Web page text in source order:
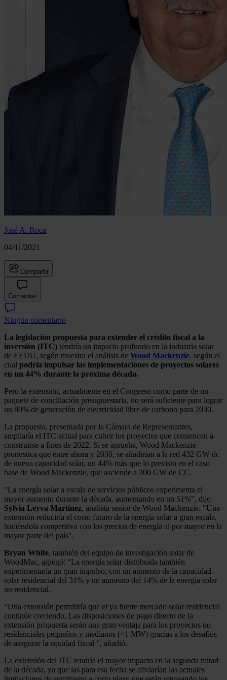
José A. Roca
04/11/2021
Compartir
Comentar
Ningún comentario
La legislación propuesta para extender el crédito fiscal a la
inversión (ITC) tendría un impacto profundo en la industria solar
de EEUU, según muestra el análisis de Wood Mackenzie, según el
cual podría impulsar las implementaciones de proyectos solares
en un 44% durante la próxima década.
Pero la extensión, actualmente en el Congreso como parte de un
paquete de conciliación presupuestaria, no será suficiente para lograr
un 80% de generación de electricidad libre de carbono para 2030.
La propuesta, presentada por la Cámara de Representantes,
ampliaría el ITC actual para cubrir los proyectos que comiencen a
construirse a fines de 2022. Si se aprueba, Wood Mackenzie
pronostica que entre ahora y 2030, se añadirían a la red 432 GW dc
de nueva capacidad solar, un 44% más que lo previsto en el caso
base de Wood Mackenzie, que asciende a 300 GW de CC.
"La energía solar a escala de servicios públicos experimenta el
mayor aumento durante la década, aumentando en un 51%", dijo
Sylvia Leyva Martínez, analista senior de Wood Mackenzie. "Una
extensión reduciría el costo futuro de la energía solar a gran escala,
haciéndola competitiva con los precios de energía al por mayor en la
mayor parte del país".
Bryan White, también del equipo de investigación solar de
WoodMac, agregó: “La energía solar distribuida también
experimentaría un gran impulso, con un aumento de la capacidad
solar residencial del 31% y un aumento del 14% de la energía solar
no residencial.
“Una extensión permitiría que el ya fuerte mercado solar residencial
continúe creciendo. Las disposiciones de pago directo de la
extensión propuesta serán una gran ventaja para los proyectos no
residenciales pequeños y medianos (<1 MW) gracias a los desafíos
de asegurar la equidad fiscal ”, añadió.
La extensión del ITC tendría el mayor impacto en la segunda mitad
de la década, ya que las para esa fecha se aliviarían las actuales